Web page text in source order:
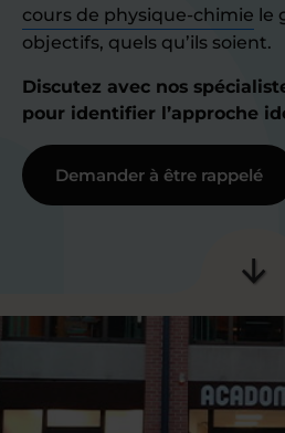
cours de physique-chimie le
objectifs, quels qu’ils soient.
Discutez avec nos
pour identifier l’approche
Demander à être rappelé